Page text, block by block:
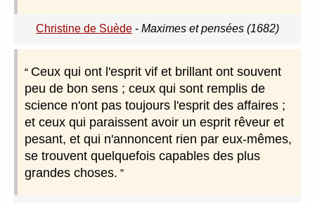
Christine de Suède - Maximes et pensées (1682)
Ceux qui ont l'esprit vif et brillant ont souvent
peu de bon sens ; ceux qui sont remplis de
science n'ont pas toujours l'esprit des affaires ;
et ceux qui paraissent avoir un esprit rêveur et
pesant, et qui n'annoncent rien par eux-mêmes,
se trouvent quelquefois capables des plus
grandes choses.